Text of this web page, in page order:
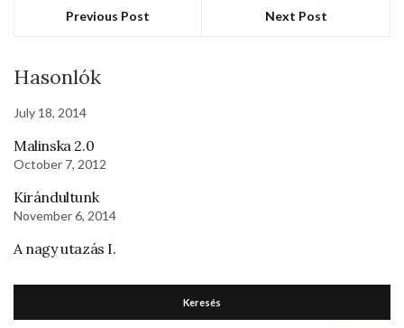
Previous Post Next Post
Hasonlók
July 18, 2014
Malinska 2.0
October 7, 2012
Kirándultunk
November 6, 2014
A nagy utazás I.
Keresés